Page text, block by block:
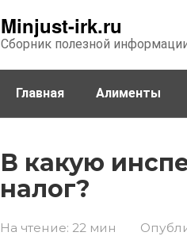
Minjust-irk.ru
Сборник полезной
Главная Алименты
В какую
налог?
На чтение: 22 мин